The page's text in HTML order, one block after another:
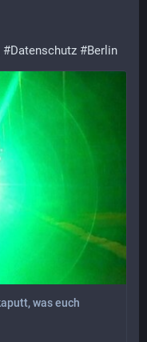
#Datenschutz #Berlin
was euch